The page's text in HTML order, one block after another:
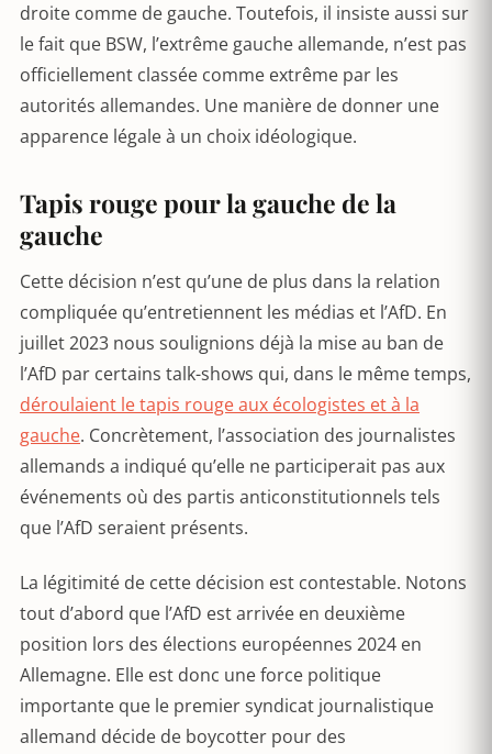
droite comme de gauche. Toutefois, il insiste aussi sur
le fait que BSW, l’extrême gauche allemande, n’est pas
officiellement classée comme extrême par les
autorités allemandes. Une manière de donner une
apparence légale à un choix idéologique.
Tapis rouge pour la gauche de la
gauche
Cette décision n’est qu’une de plus dans la relation
compliquée qu’entretiennent les médias et l’AfD. En
juillet 2023 nous soulignions déjà la mise au ban de
l’AfD par certains talk-shows qui, dans le même temps,
déroulaient le tapis rouge aux écologistes et à la
gauche. Concrètement, l’association des journalistes
allemands a indiqué qu’elle ne participerait pas aux
événements où des partis anticonstitutionnels tels
que l’AfD seraient présents.
La légitimité de cette décision est contestable. Notons
tout d’abord que l’AfD est arrivée en deuxième
position lors des élections européennes 2024 en
Allemagne. Elle est donc une force politique
importante que le premier syndicat journalistique
allemand décide de boycotter pour des